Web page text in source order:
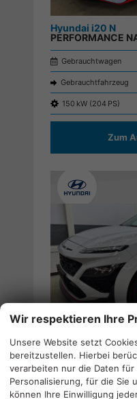
Hyundai i20 N
PERFORMANCE
Gebrauchtwagen
Gebrauchtfahrzeug
150 kW (204 PS)
Zum
Hyundai KONA N
Gebrauchtwagen
Gebrauchtfahrzeug
Wir respektieren Ihre
Unsere Website setzt
bereitzustellen. Hierbei
verarbeiten nur die Daten
Personalisierung, für die Sie
können Ihre Einwilligung